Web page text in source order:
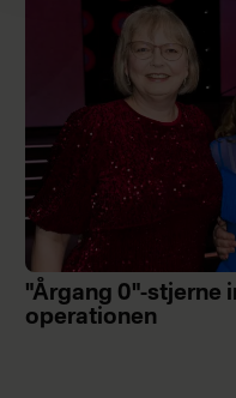
"Årgang 0"-stjerne
operationen